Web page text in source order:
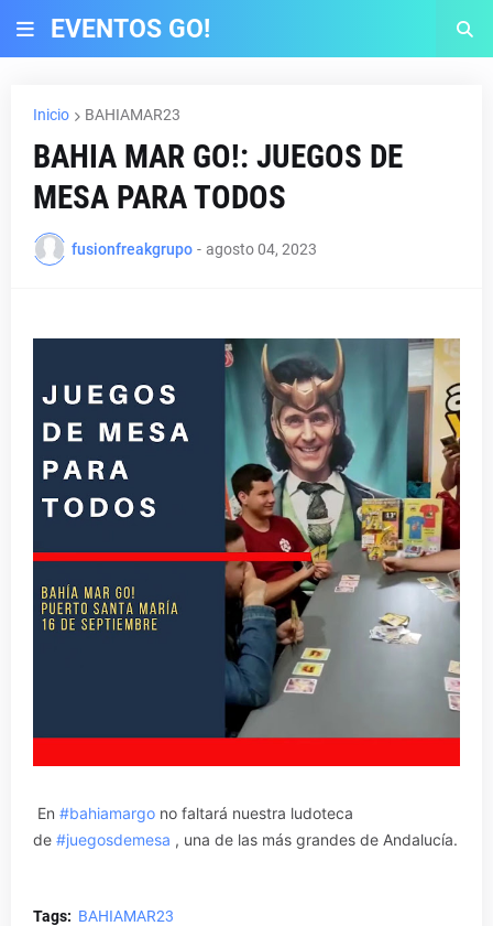
EVENTOS GO!
Inicio BAHIAMAR23
BAHIA MAR GO!: JUEGOS DE
MESA PARA TODOS
fusionfreakgrupo - agosto 04, 2023
En #bahiamargo no faltará nuestra ludoteca
de #juegosdemesa , una de las más grandes de Andalucía.
Tags: BAHIAMAR23